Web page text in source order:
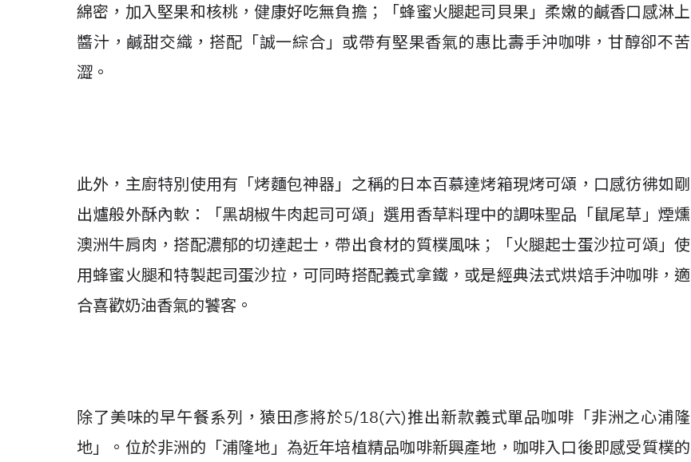
綿密，加入堅果和核桃，健康好吃無負擔；「蜂蜜火腿起司貝果」柔嫩的鹹香口感淋上
醬汁，鹹甜交織，搭配「誠一綜合」或帶有堅果香氣的惠比壽手沖咖啡，甘醇卻不苦
澀。
此外，主廚特別使用有「烤麵包神器」之稱的日本百慕達烤箱現烤可頌，口感彷彿如剛
出爐般外酥內軟：「黑胡椒牛肉起司可頌」選用香草料理中的調味聖品「鼠尾草」煙燻
澳洲牛肩肉，搭配濃郁的切達起士，帶出食材的質樸風味；「火腿起士蛋沙拉可頌」使
用蜂蜜火腿和特製起司蛋沙拉，可同時搭配義式拿鐵，或是經典法式烘焙手沖咖啡，適
合喜歡奶油香氣的饕客。
除了美味的早午餐系列，猿田彥將於5/18(六)推出新款義式單品咖啡「非洲之心浦隆
地」。位於非洲的「浦隆地」為近年培植精品咖啡新興產地，咖啡入口後即感受質樸的